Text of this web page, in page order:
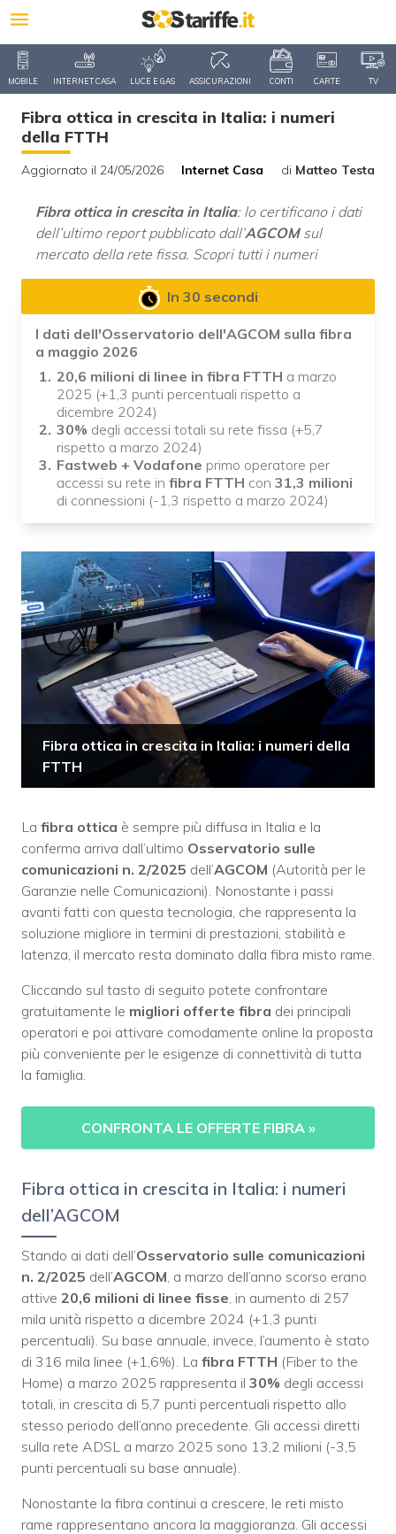
MOBILE INTERNET CASA LUCE E GAS ASSICURAZIONI CONTI CARTE TV
Fibra ottica in crescita in Italia: i numeri
della FTTH
Aggiornato il 24/05/2026 Internet Casa di Matteo Testa
Fibra ottica in crescita in Italia: lo certificano i dati
dell’ultimo report pubblicato dall’AGCOMsul
mercato della rete fissa. Scopri tutti i numeri
In 30 secondi
I dati dell'Osservatorio dell'AGCOM sulla fibra
a maggio 2026
20,6 milioni di linee in fibra FTTH a marzo
2025 (+1,3 punti percentuali rispetto a
dicembre 2024)
30% degli accessi totali su rete fissa (+5,7
rispetto a marzo 2024)
Fastweb + Vodafone primo operatore per
accessi su rete in fibra FTTH con 31,3 milioni
di connessioni (-1,3 rispetto a marzo 2024)
Fibra ottica in crescita in Italia: i numeri della
FTTH
La fibra ottica è sempre più diffusa in Italia e la
conferma arriva dall’ultimo Osservatorio sulle
comunicazioni n. 2/2025 dell’AGCOM (Autorità per le
Garanzie nelle Comunicazioni). Nonostante i passi
avanti fatti con questa tecnologia, che rappresenta la
soluzione migliore in termini di prestazioni, stabilità e
latenza, il mercato resta dominato dalla fibra misto rame.
Cliccando sul tasto di seguito potete confrontare
gratuitamente le migliori offerte fibra dei principali
operatori e poi attivare comodamente online la proposta
più conveniente per le esigenze di connettività di tutta
la famiglia.
CONFRONTA LE OFFERTE FIBRA »
Fibra ottica in crescita in Italia: i numeri
dell’AGCOM
Stando ai dati dell’Osservatorio sulle comunicazioni
n. 2/2025 dell’AGCOM , a marzo dell’anno scorso erano
attive 20,6 milioni di linee fisse , in aumento di 257
mila unità rispetto a dicembre 2024 (+1,3 punti
percentuali). Su base annuale, invece, l’aumento è stato
di 316 mila linee (+1,6%). La fibra FTTH (Fiber to the
Home) a marzo 2025 rappresenta il 30% degli accessi
totali, in crescita di 5,7 punti percentuali rispetto allo
stesso periodo dell’anno precedente. Gli accessi diretti
sulla rete ADSL a marzo 2025 sono 13,2 milioni (-3,5
punti percentuali su base annuale).
Nonostante la fibra continui a crescere, le reti misto
rame rappresentano ancora la maggioranza. Gli accessi